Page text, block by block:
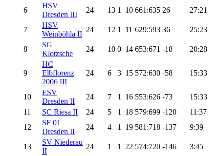
6
HSV
Dresden III
24 13 1 10 661:635 26 27:21
7
HSV
Weinböhla II
24 12 1 11 629:593 36 25:23
8
SG
Klotzsche
24 10 0 14 653:671 -18 20:28
9
HC
Elbflorenz
2006 III
24 6 3 15 572:630 -58 15:33
10
ESV
Dresden II
24 7 1 16 553:626 -73
15:33
11
SC Riesa II 24 5 1 18 579:699 -120
11:37
12
SF 01
Dresden II
24 4 1 19 581:718 -137 9:39
13
SV Niederau
II
24 1 1 22 574:720 -146
3:45